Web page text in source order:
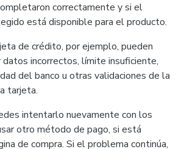
correctamente y si el
está disponible para el producto.
de crédito, por ejemplo, pueden
datos incorrectos, límite insuficiente,
del banco u otras validaciones de la
tarjeta.
intentarlo nuevamente con los
otro método de pago, si está
de compra. Si el problema continúa,